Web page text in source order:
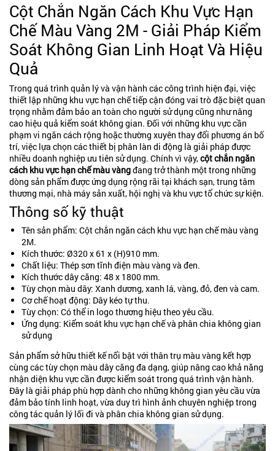
Cột Chắn Ngăn Cách Khu Vực Hạn
Chế Màu Vàng 2M - Giải Pháp Kiểm
Soát Không Gian Linh Hoạt Và Hiệu
Quả
Trong quá trình quản lý và vận hành các công trình hiện đại, việc
thiết lập những khu vực hạn chế tiếp cận đóng vai trò đặc biệt quan
trọng nhằm đảm bảo an toàn cho người sử dụng cũng như nâng
cao hiệu quả kiểm soát không gian. Đối với những khu vực cần
phạm vi ngăn cách rộng hoặc thường xuyên thay đổi phương án bố
trí, việc lựa chọn các thiết bị phân làn di động là giải pháp được
nhiều doanh nghiệp ưu tiên sử dụng. Chính vì vậy,cột chắn ngăn
cách khu vực hạn chế màu vàngđang trở thành một trong những
dòng sản phẩm được ứng dụng rộng rãi tại khách sạn, trung tâm
thương mại, nhà máy sản xuất, hội nghị và khu vực tổ chức sự kiện.
Thông số kỹ thuật
Tên sản phẩm: Cột chắn ngăn cách khu vực hạn chế màu vàng
2M.
Kích thước: Ø320 x 61 x (H)910 mm.
Chất liệu: Thép sơn tĩnh điện màu vàng và đen.
Kích thước dây căng: 48 x 1800 mm.
Tùy chọn màu dây: Xanh dương, xanh lá, vàng, đỏ, đen và cam.
Cơ chế hoạt động: Dây kéo tự thu.
Tùy chọn: Có thể in logo thương hiệu theo yêu cầu.
Ứng dụng: Kiểm soát khu vực hạn chế và phân chia không gian
sử dụng
Sản phẩm sở hữu thiết kế nổi bật với thân trụ màu vàng kết hợp
cùng các tùy chọn màu dây căng đa dạng, giúp nâng cao khả năng
nhận diện khu vực cần được kiểm soát trong quá trình vận hành.
Đây là giải pháp phù hợp dành cho những không gian yêu cầu vừa
đảm bảo tính linh hoạt, vừa duy trì hình ảnh chuyên nghiệp trong
công tác quản lý lối đi và phân chia không gian sử dụng.